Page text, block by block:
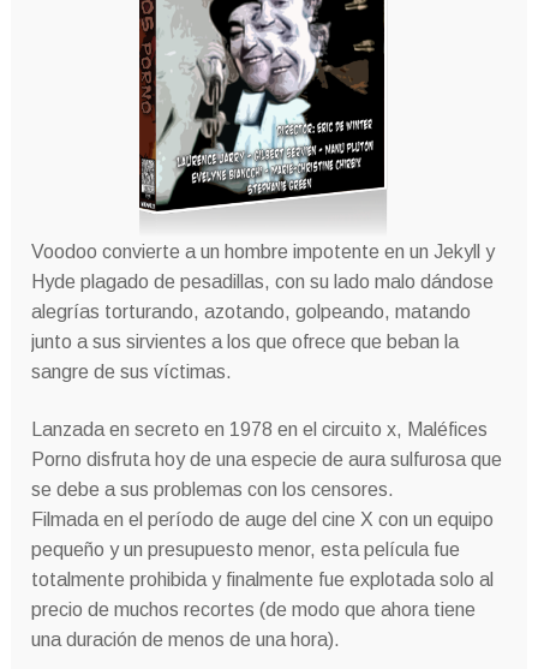
Voodoo convierte a un hombre impotente en un Jekyll y
Hyde plagado de pesadillas, con su lado malo dándose
alegrías torturando, azotando, golpeando, matando
junto a sus sirvientes a los que ofrece que beban la
sangre de sus víctimas.
Lanzada en secreto en 1978 en el circuito x, Maléfices
Porno disfruta hoy de una especie de aura sulfurosa que
se debe a sus problemas con los censores.
Filmada en el período de auge del cine X con un equipo
pequeño y un presupuesto menor, esta película fue
totalmente prohibida y finalmente fue explotada solo al
precio de muchos recortes (de modo que ahora tiene
una duración de menos de una hora).